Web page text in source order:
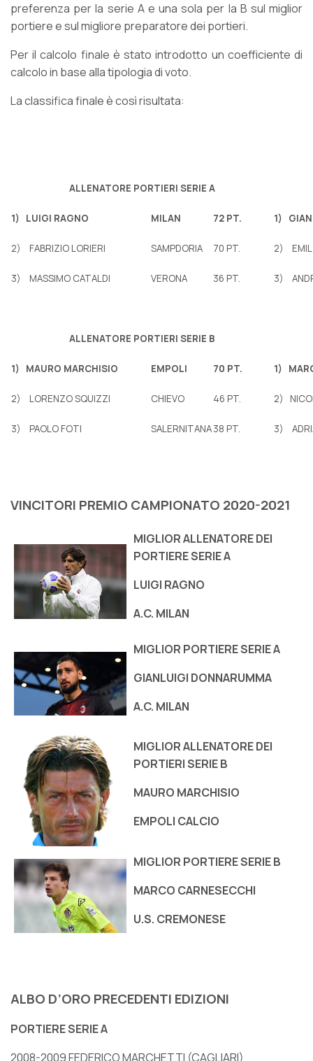
preferenza per la serie A e una sola per la B sul miglior
portiere e sul migliore preparatore dei portieri.
Per il calcolo finale è stato introdotto un coefficiente di
calcolo in base alla tipologia di voto.
La classifica finale è così risultata:
ALLENATORE PORTIERI SERIE A
1) LUIGI RAGNO MILAN 72 PT. 1)
2) FABRIZIO LORIERI SAMPDORIA 70 PT. 2) EMIL
3) MASSIMO CATALDI VERONA 36 PT. 3)
ALLENATORE PORTIERI SERIE B
1) MAURO MARCHISIO EMPOLI 70 PT. 1)
2) LORENZO SQUIZZI CHIEVO 46 PT. 2)
3) PAOLO FOTI SALERNITANA38 PT. 3)
VINCITORI PREMIO CAMPIONATO 2020-2021
MIGLIOR ALLENATORE DEI
PORTIERE SERIE A
LUIGI RAGNO
A.C. MILAN
MIGLIOR PORTIERE SERIE A
GIANLUIGI DONNARUMMA
A.C. MILAN
MIGLIOR ALLENATORE DEI
PORTIERI SERIE B
MAURO MARCHISIO
EMPOLI CALCIO
MIGLIOR PORTIERE SERIE B
MARCO CARNESECCHI
U.S. CREMONESE
ALBO D’ORO PRECEDENTI EDIZIONI
PORTIERE SERIE A
2008-2009 FEDERICO MARCHETTI (CAGLIARI)